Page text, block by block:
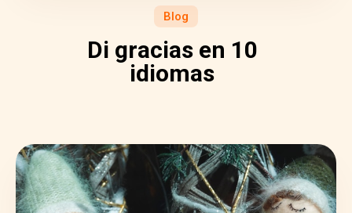
Blog
Di gracias en 10
idiomas